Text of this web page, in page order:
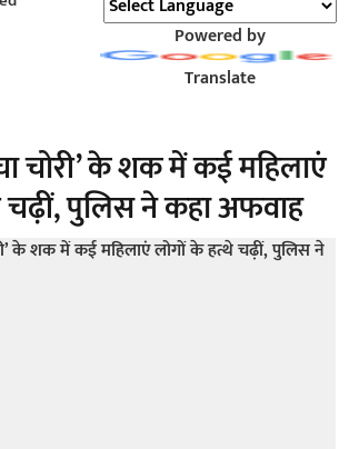
Powered by
Translate
चोरी’ के शक में कई महिलाएं
चढ़ीं, पुलिस ने कहा अफवाह